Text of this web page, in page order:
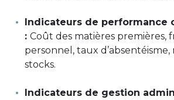
Indicateurs de performance
: Coût des matières premières,
personnel, taux d’absentéisme,
stocks.
Indicateurs de gestion